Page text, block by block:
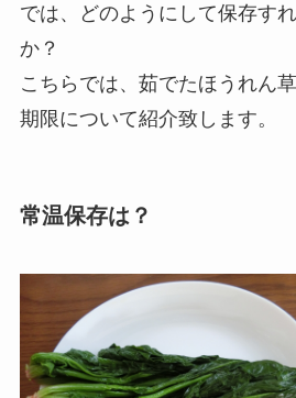
では、どのようにして保存す
か？
こちらでは、茹でたほうれん
期限について紹介致します。
常温保存は？